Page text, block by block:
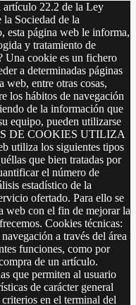
artículo 22.2 de la Ley
Sociedad de la
esta página web le informa,
y tratamiento de
cookie es un fichero
a determinadas páginas
web, entre otras cosas,
los hábitos de navegación
de la información que
equipo, pueden utilizarse
DE COOKIES UTILIZA
utiliza los siguientes tipos
que bien tratadas por
el número de
estadístico de la
ofertado. Para ello se
web con el fin de mejorar la
Cookies técnicas:
a través del área
funciones, como por
de un artículo.
que permiten al usuario
de carácter general
en el terminal del